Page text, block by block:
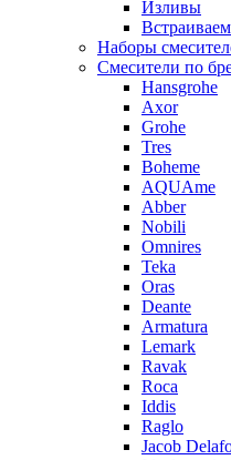
Изливы
Наборы
Смесители по
Hansgrohe
Axor
Grohe
Tres
Boheme
AQUAme
Abber
Nobili
Omnires
Teka
Oras
Deante
Armatura
Lemark
Ravak
Roca
Iddis
Raglo
Jacob